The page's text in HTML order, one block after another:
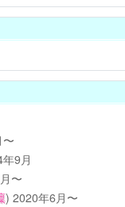
9月
〜
) 2020年6月〜